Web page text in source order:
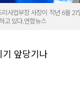
사업부장 사장이 작년 6월
고 있다.연합뉴스
앞당기나